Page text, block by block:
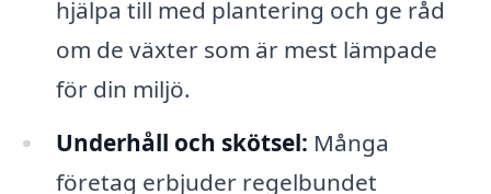
hjälpa till med plantering och ge råd
om de växter som är mest lämpade
för din miljö.
Underhåll och skötsel: Många
företag erbjuder regelbundet